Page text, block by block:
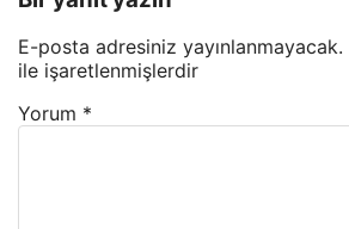
E-posta adresiniz yayınlanmayacak.
ile işaretlenmişlerdir
Yorum *